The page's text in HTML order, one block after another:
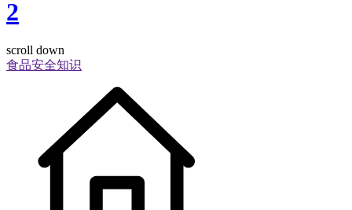
2
scroll down
食品安全知识